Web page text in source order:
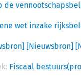
de
wet inzake
[Nieuwsbron]
Fiscaal